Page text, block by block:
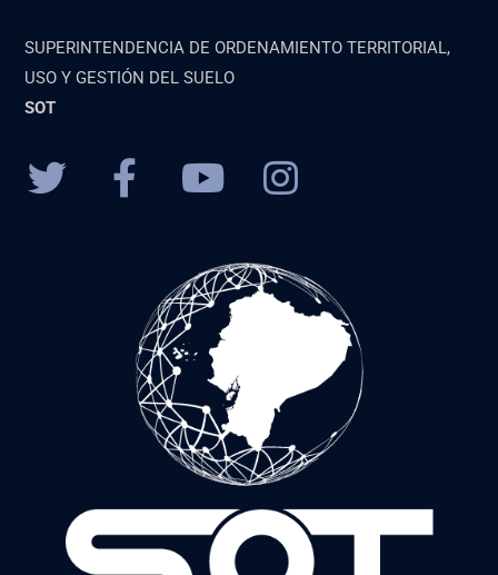
SUPERINTENDENCIA DE ORDENAMIENTO TERRITORIAL,
USO Y GESTIÓN DEL SUELO
SOT